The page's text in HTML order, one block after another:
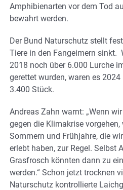
Amphibienarten vor dem Tod
bewahrt werden.
Der Bund Naturschutz stellt
Tiere in den Fangeimern sinkt.
2018 noch über 6.000 Lurche
gerettet wurden, waren es
3.400 Stück.
Andreas Zahn warnt: „Wenn
gegen die Klimakrise vorgehen,
Sommern und Frühjahre, die
erlebt haben, zur Regel. Selbst
Grasfrosch könnten dann zu
werden.“ Schon jetzt trocknen
Naturschutz kontrollierte